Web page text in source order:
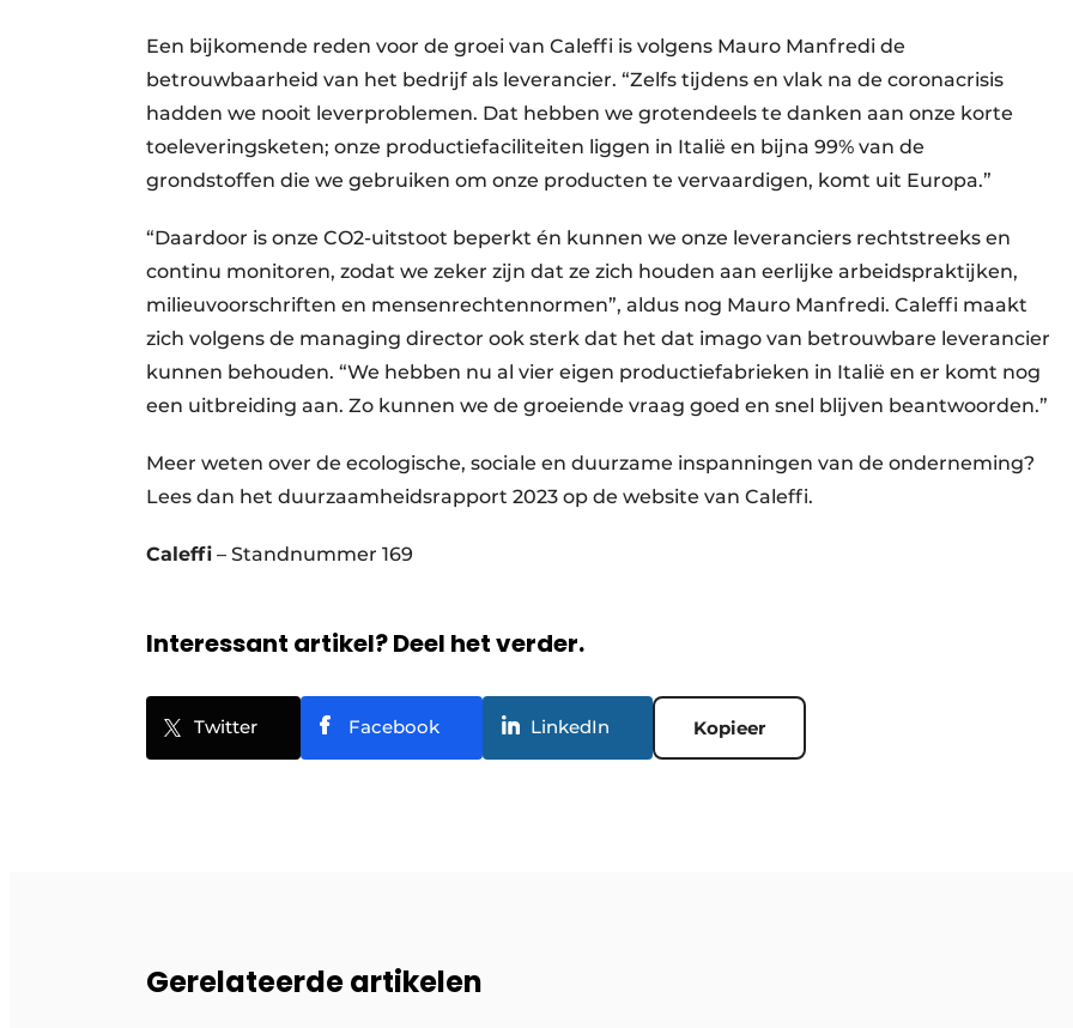
Een bijkomende reden voor de groei van Caleffi is volgens Mauro Manfredi de
betrouwbaarheid van het bedrijf als leverancier. “Zelfs tijdens en vlak na de coronacrisis
hadden we nooit leverproblemen. Dat hebben we grotendeels te danken aan onze korte
toeleveringsketen; onze productiefaciliteiten liggen in Italië en bijna 99% van de
grondstoffen die we gebruiken om onze producten te vervaardigen, komt uit Europa.”
“Daardoor is onze CO2-uitstoot beperkt én kunnen we onze leveranciers rechtstreeks en
continu monitoren, zodat we zeker zijn dat ze zich houden aan eerlijke arbeidspraktijken,
milieu­voorschriften en mensen­rechten­normen”, aldus nog Mauro Manfredi. Caleffi maakt
zich volgens de managing director ook sterk dat het dat imago van betrouwbare leverancier
kunnen behouden. “We hebben nu al vier eigen productiefabrieken in Italië en er komt nog
een uitbreiding aan. Zo kunnen we de groeiende vraag goed en snel blijven beantwoorden.”
Meer weten over de ecologische, sociale en duurzame inspanningen van de onderneming?
Lees dan het duurzaamheidsrapport 2023 op de website van Caleffi.
Caleffi – Standnummer 169
Interessant artikel? Deel het verder.
Twitter Facebook LinkedIn Kopieer
Gerelateerde artikelen